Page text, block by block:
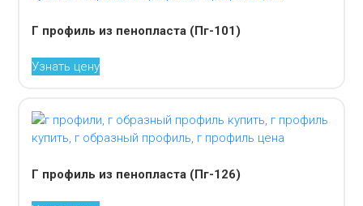
Г профиль из пенопласта (Пг-101)
Узнать цену
Г профиль из пенопласта (Пг-126)